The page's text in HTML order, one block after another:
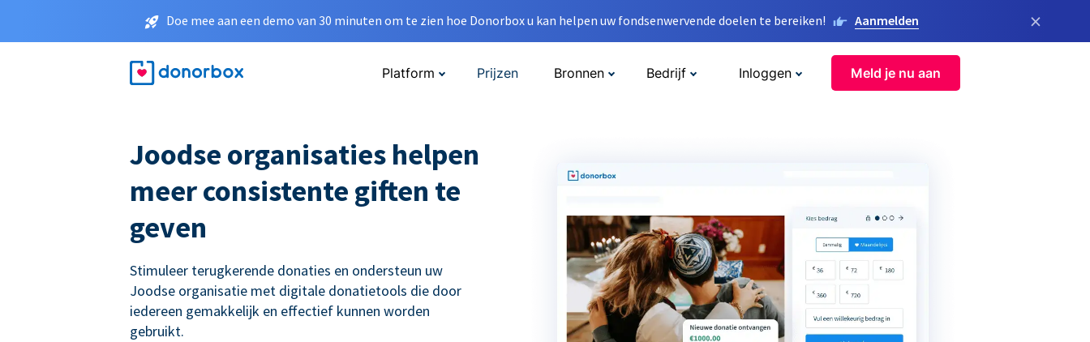
Doe mee aan een demo van 30 minuten om te zien hoe Donorbox u kan helpen uw fondsenwervende doelen te bereiken! Aanmelden ×
Platform Prijzen Bronnen Bedrijf Inloggen Meld je nu aan
Joodse organisaties helpen
meer consistente giften te
geven
Stimuleer terugkerende donaties en ondersteun uw
Joodse organisatie met digitale donatietools die door
iedereen gemakkelijk en effectief kunnen worden
gebruikt.